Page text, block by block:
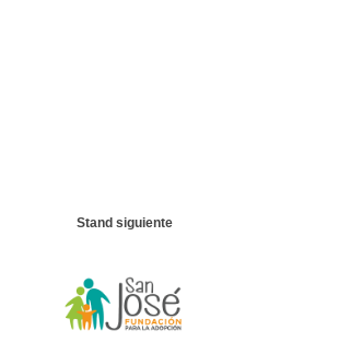
Stand siguiente